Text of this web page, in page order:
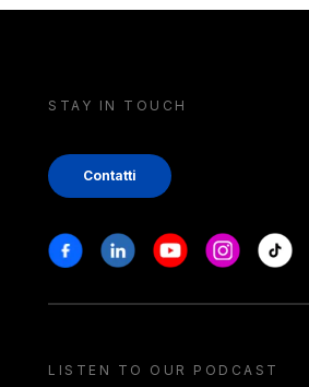
STAY IN TOUCH
Contatti
Stay in touch
FacebookLinkedinYoutubeInstagram
Tiktok
LISTEN TO OUR PODCAST